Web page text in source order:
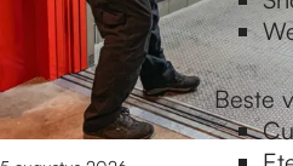
Beste
n
d
e
,
e
x
p
e